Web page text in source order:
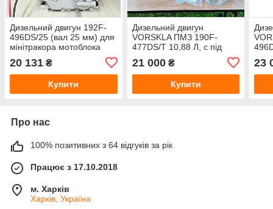
Дизельний двигун 192F-
496DS/25 (вал 25 мм) для
мінітракора мотоблока
20 131 ₴
Купити
Дизельний двигун
VORSKLA ПМЗ 190F-
477DS/T 10,88 Л, с під
генератора
21 000₴
Купити
23
Про нас
100% позитивних з 64 відгуків за рік
Працює з 17.10.2018
м. Харків
Харків, Україна